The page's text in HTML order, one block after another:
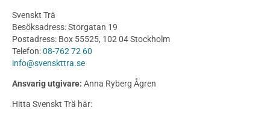
Utförande
Produkter
Konstruktionsvirke
Konstruktionsvirke Behandlat
Konstruktionsvirke Fingerskarvat
Svenskt Trä
Besöksadress: Storgatan 19
Postadress: Box 55525, 102 04 Stockholm
Telefon:08-762 72 60
info@svenskttra.se
Ansvarig utgivare: Anna Ryberg Ågren
Hitta Svenskt Trä här: